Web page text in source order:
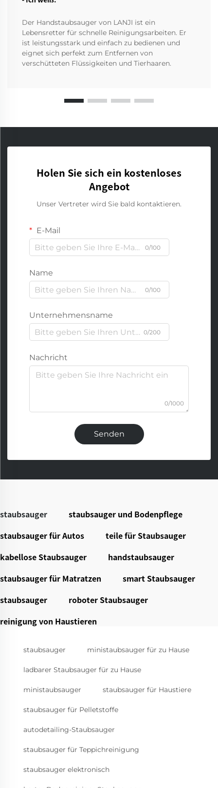
Der Handstaubsauger von LANJI ist ein
Lebensretter für schnelle Reinigungsarbeiten. Er
ist leistungsstark und einfach zu bedienen und
eignet sich perfekt zum Entfernen von
verschütteten Flüssigkeiten und Tierhaaren.
Holen Sie sich ein kostenloses
Angebot
Unser Vertreter wird Sie bald kontaktieren.
E-Mail
0/100
Name
0/100
Unternehmensname
0/200
Nachricht
0/1000
Senden
staubsauger
staubsauger und Bodenpflege
staubsauger für Autos
teile für Staubsauger
kabellose Staubsauger
handstaubsauger
staubsauger für Matratzen
smart Staubsauger
staubsauger
roboter Staubsauger
reinigung von Haustieren
staubsauger ministaubsauger für zu Hause
ladbarer Staubsauger für zu Hause
ministaubsauger staubsauger für Haustiere
staubsauger für Pelletstoffe
autodetailing-Staubsauger
staubsauger für Teppichreinigung
staubsauger elektronisch